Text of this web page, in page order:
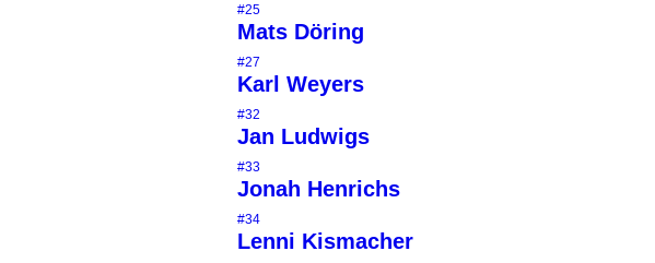
#25
Mats Döring
#27
Karl Weyers
#32
Jan Ludwigs
#33
Jonah Henrichs
#34
Lenni Kismacher